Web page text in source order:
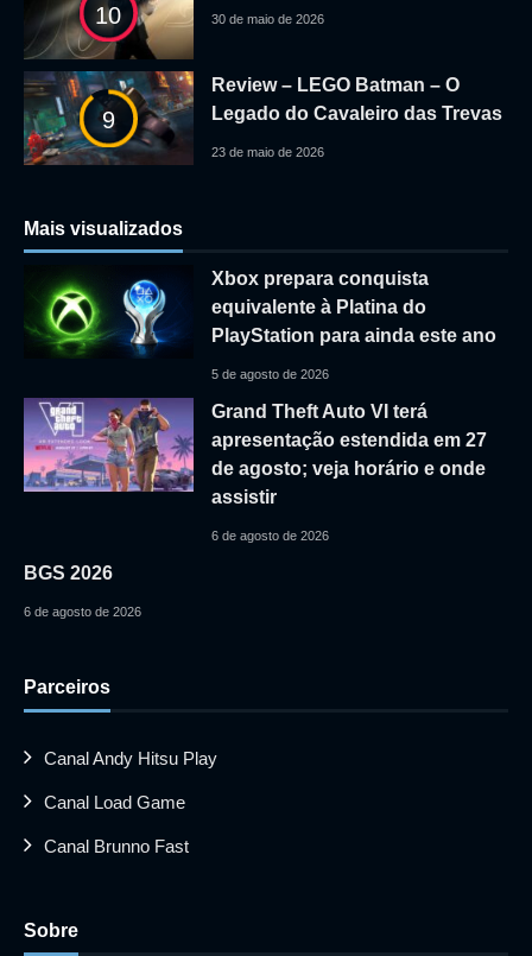
10 30 de maio de 2026
9
Review – LEGO Batman – O
Legado do Cavaleiro das Trevas
23 de maio de 2026
Mais visualizados
Xbox prepara conquista
equivalente à Platina do
PlayStation para ainda este ano
5 de agosto de 2026
Grand Theft Auto VI terá
apresentação estendida em 27
de agosto; veja horário e onde
assistir
6 de agosto de 2026
BGS 2026
6 de agosto de 2026
Parceiros
Canal Andy Hitsu Play
Canal Load Game
Canal Brunno Fast
Sobre